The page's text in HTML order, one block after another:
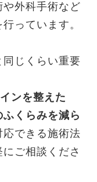
や外科手術など
っています。
じくらい重要
ンを整えた
くらみを減ら
できる施術法
ご相談くださ